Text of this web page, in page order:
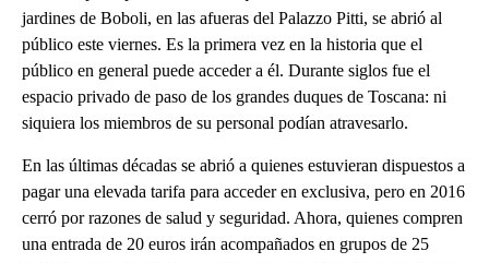
jardines de Boboli, en las afueras del Palazzo Pitti, se abrió al
público este viernes. Es la primera vez en la historia que el
público en general puede acceder a él. Durante siglos fue el
espacio privado de paso de los grandes duques de Toscana: ni
siquiera los miembros de su personal podían atravesarlo.
En las últimas décadas se abrió a quienes estuvieran dispuestos a
pagar una elevada tarifa para acceder en exclusiva, pero en 2016
cerró por razones de salud y seguridad. Ahora, quienes compren
una entrada de 20 euros irán acompañados en grupos de 25